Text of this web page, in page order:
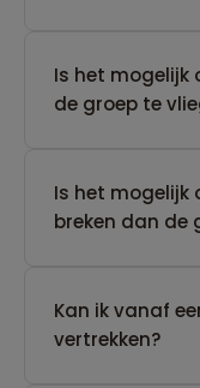
Is het mogelijk
de groep te
Is het mogelijk
breken dan de
Kan ik vanaf
vertrekken?